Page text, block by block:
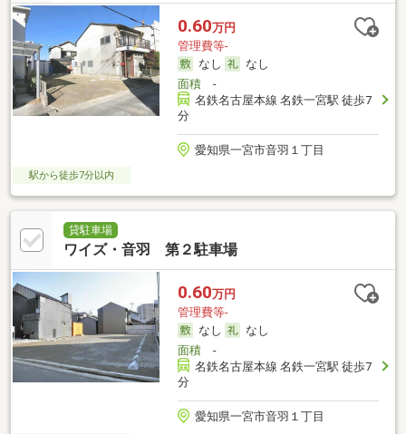
0.60万円
管理費等-
なし
なし
面積-
名鉄名古屋本線 名鉄一宮駅 徒歩7
分
愛知県一宮市音羽１丁目
駅から徒歩7分以内
貸駐車場
ワイズ・音羽 第２駐車場
0.60万円
管理費等-
なし
なし
面積-
名鉄名古屋本線 名鉄一宮駅 徒歩7
分
愛知県一宮市音羽１丁目